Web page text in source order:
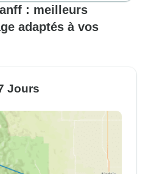
: meilleurs
adaptés à vos
Jours